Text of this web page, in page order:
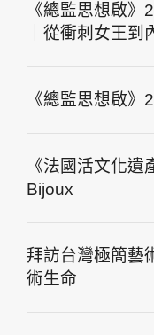
《總監思想啟
｜從衝刺女王
《總監思想啟
《法國活文化
Bijoux
拜訪台灣極簡藝
術生命